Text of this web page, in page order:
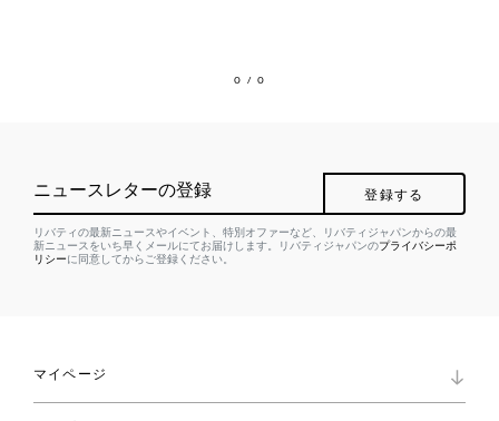
0 / 0
ニュースレターの登録 登録する
リバティの最新ニュースやイベント、特別オファーなど、リバティジャパンからの最
新ニュースをいち早くメールにてお届けします。リバティジャパンのプライバシーポ
リシーに同意してからご登録ください。
マイページ